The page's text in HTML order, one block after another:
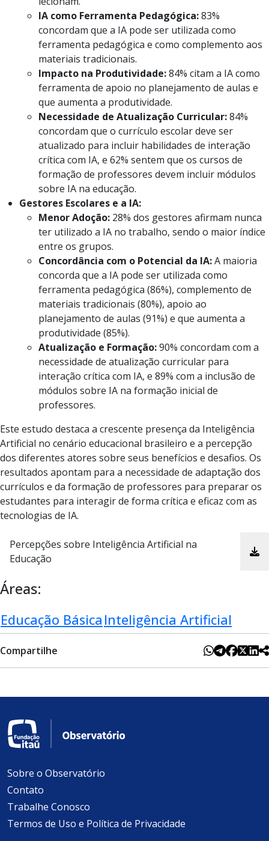
IA como Ferramenta Pedagógica:83%
concordam que a IA pode ser utilizada como
ferramenta pedagógica e como complemento aos
materiais tradicionais.
Impacto na Produtividade:84% citam a IA como
ferramenta de apoio no planejamento de aulas e
que aumenta a produtividade.
Necessidade de Atualização Curricular:84%
concordam que o currículo escolar deve ser
atualizado para incluir habilidades de interação
crítica com IA, e 62% sentem que os cursos de
formação de professores devem incluir módulos
sobre IA na educação.
Gestores Escolares e a IA:
Menor Adoção: 28% dos gestores afirmam nunca
ter utilizado a IA no trabalho, sendo o maior índice
entre os grupos.
Concordância com o Potencial da IA:A maioria
concorda que a IA pode ser utilizada como
ferramenta pedagógica (86%), complemento de
materiais tradicionais (80%), apoio ao
planejamento de aulas (91%) e que aumenta a
produtividade (85%).
Atualização e Formação:90% concordam com a
necessidade de atualização curricular para
interação crítica com IA, e 89% com a inclusão de
módulos sobre IA na formação inicial de
professores.
Este estudo destaca a crescente presença da Inteligência
Artificial no cenário educacional brasileiro e a percepção
dos diferentes atores sobre seus benefícios e desafios. Os
resultados apontam para a necessidade de adaptação dos
currículos e da formação de professores para preparar os
estudantes para interagir de forma crítica e eficaz com as
tecnologias de IA.
Percepções sobre Inteligência Artificial na
Educação
Áreas:
Educação Básica Inteligência Artificial
Compartilhe
Sobre o Observatório
Contato
Trabalhe Conosco
Termos de Uso e Política de Privacidade